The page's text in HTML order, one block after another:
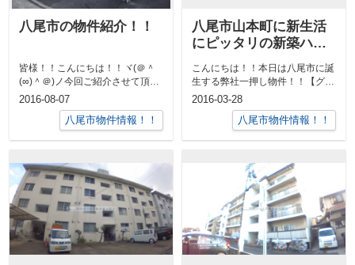
八尾市の物件紹介！！
皆様！！こんにちは！！ヾ(＠＾
(∞)＾＠)ノ今回ご紹介させて頂き
ます物件は珍しく八尾市の物件紹
2016-08-07
八尾市物件情報！！
八尾市山本町に新生活
にピッタリの新築ハイ
こんにちは！！本日は八尾市に誕
生する弊社一押し物件！！【グリ
ーンコートⅡ番館】のご紹介で
す！！3月3...
2016-03-28
八尾市物件情報！！